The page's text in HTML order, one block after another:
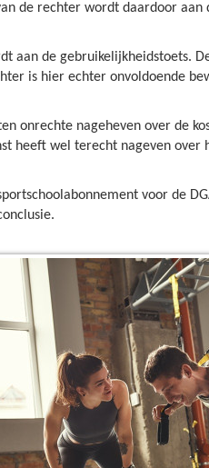
de rechter wordt daardoor
aan de gebruikelijkheidstoets.
is hier echter onvoldoende
onrechte nageheven over de
heeft wel terecht nageven
voor de